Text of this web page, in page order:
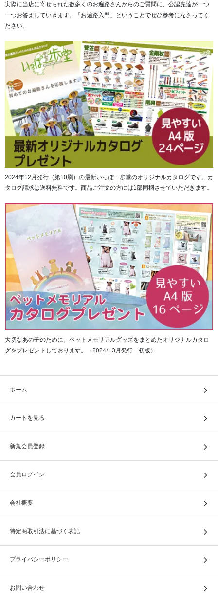
実際に当店に寄せられた数多くのお遍路さんからのご質問に、公認先達が一つ
一つお答えしていきます。「お遍路入門」ということでぜひ参考になさってく
ださい。
2024年12月発行（第10刷）の最新いっぽ一歩堂のオリジナルカタログです。カ
タログ請求は送料無料です。商品ご注文の方には1部同梱させていただきます。
大切なあの子のために。ペットメモリアルグッズをまとめたオリジナルカタロ
グをプレゼントしております。（2024年3月発行 初版）
ホーム
カートを見る
新規会員登録
会員ログイン
会社概要
特定商取引法に基づく表記
プライバシーポリシー
お問い合わせ